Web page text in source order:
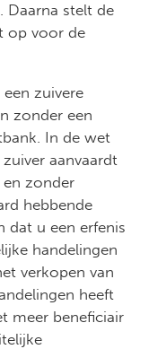
Daarna stelt de
op voor de
zuivere
zonder een
In de wet
aanvaardt
zonder
hebbende
dat u een erfenis
handelingen
verkopen van
heeft
meer beneficiair